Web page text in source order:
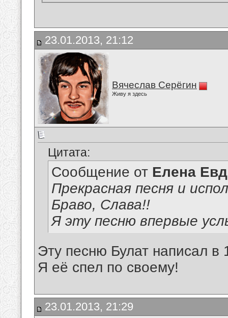
23.01.2013, 21:12
Вячеслав Серёгин
Живу я здесь
Цитата:
Сообщение от Елена
Прекрасная песня и
Браво, Слава!!
Я эту песню впервые
Эту песню Булат написал в
Я её спел по своему!
23.01.2013, 21:29